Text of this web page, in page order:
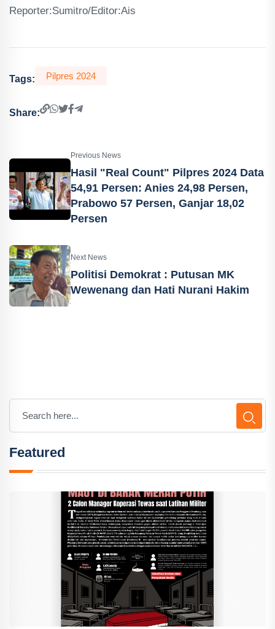
Reporter:Sumitro/Editor:Ais
Tags: Pilpres 2024
Share:
Previous News
Hasil "Real Count" Pilpres 2024 Data
54,91 Persen: Anies 24,98 Persen,
Prabowo 57 Persen, Ganjar 18,02
Persen
Next News
Politisi Demokrat : Putusan MK
Wewenang dan Hati Nurani Hakim
Featured